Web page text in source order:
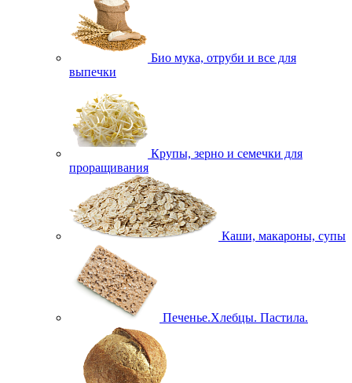
Био мука, отруби и все для
выпечки
Крупы, зерно и семечки для
проращивания
Каши, макароны, супы
Печенье.Хлебцы. Пастила.